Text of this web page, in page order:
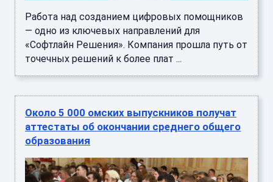
Работа над созданием цифровых помощников
— одно из ключевых направлений для
«Софтлайн Решения». Компания прошла путь от
точечных решений к более плат ...
Около 5 000 омских выпускников получат
аттестаты об окончании среднего общего
образования